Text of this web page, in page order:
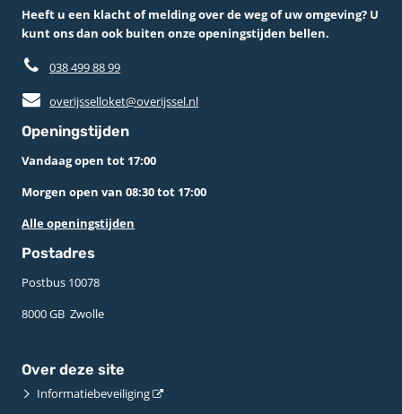
Heeft u een klacht of melding over de weg of uw omgeving? U
kunt ons dan ook buiten onze openingstijden bellen.
038 499 88 99
overijsselloket@overijssel.nl
Openingstijden
Vandaag open tot 17:00
Morgen open van 08:30 tot 17:00
Alle openingstijden
Postadres
Postbus 10078 ­
8000 GB ­ Zwolle
Over deze site
Informatiebeveiliging